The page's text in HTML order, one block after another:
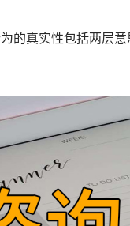
真实性包括两层意